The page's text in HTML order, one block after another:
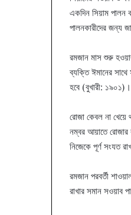
একদিন সিয়াম পালন
পালনকারীদের জন্য
রমজান মাস শুরু
ব্যক্তি ঈমানের
হবে (বুখারী:
রোজা কেবল না
নম্বর আয়াতে রোজার
নিজেকে পূর্ণ সংযত
রমজান পরবর্তী
রাখার সমান সওয়াব